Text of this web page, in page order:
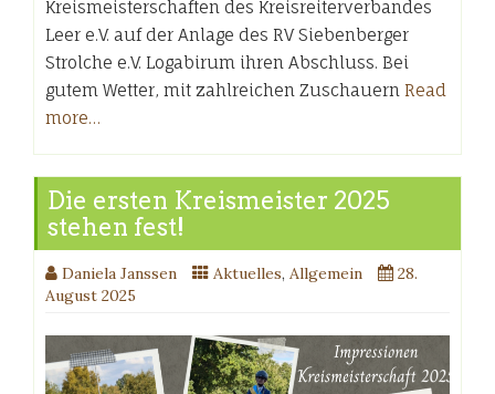
Kreismeisterschaften des Kreisreiterverbandes
Leer e.V. auf der Anlage des RV Siebenberger
Strolche e.V. Logabirum ihren Abschluss. Bei
gutem Wetter, mit zahlreichen Zuschauern Read
more…
Die ersten Kreismeister 2025
stehen fest!
Daniela Janssen Aktuelles, Allgemein
28.
August 2025